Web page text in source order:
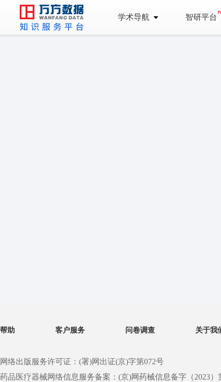
学术导航 智研平台
帮助 客户服务 问卷调查 关于我
网络出版服务许可证：(署)网出证(京)字第072号
药品医疗器械网络信息服务备案：(京)网药械信息备字（2023）